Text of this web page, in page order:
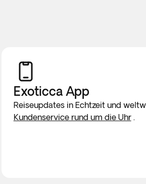
Exoticca App
Reiseupdates in Echtzeit und
Kundenservice rund um die Uhr.